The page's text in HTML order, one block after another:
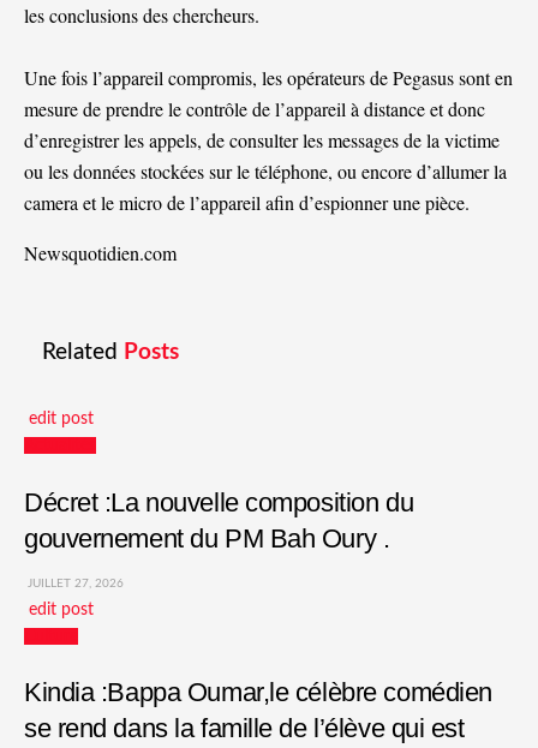
les conclusions des chercheurs.
Une fois l’appareil compromis, les opérateurs de Pegasus sont en
mesure de prendre le contrôle de l’appareil à distance et donc
d’enregistrer les appels, de consulter les messages de la victime
ou les données stockées sur le téléphone, ou encore d’allumer la
camera et le micro de l’appareil afin d’espionner une pièce.
Newsquotidien.com
Related Posts
edit post
Décret :La nouvelle composition du
gouvernement du PM Bah Oury .
JUILLET 27, 2026
edit post
Kindia :Bappa Oumar,le célèbre comédien
se rend dans la famille de l’élève qui est